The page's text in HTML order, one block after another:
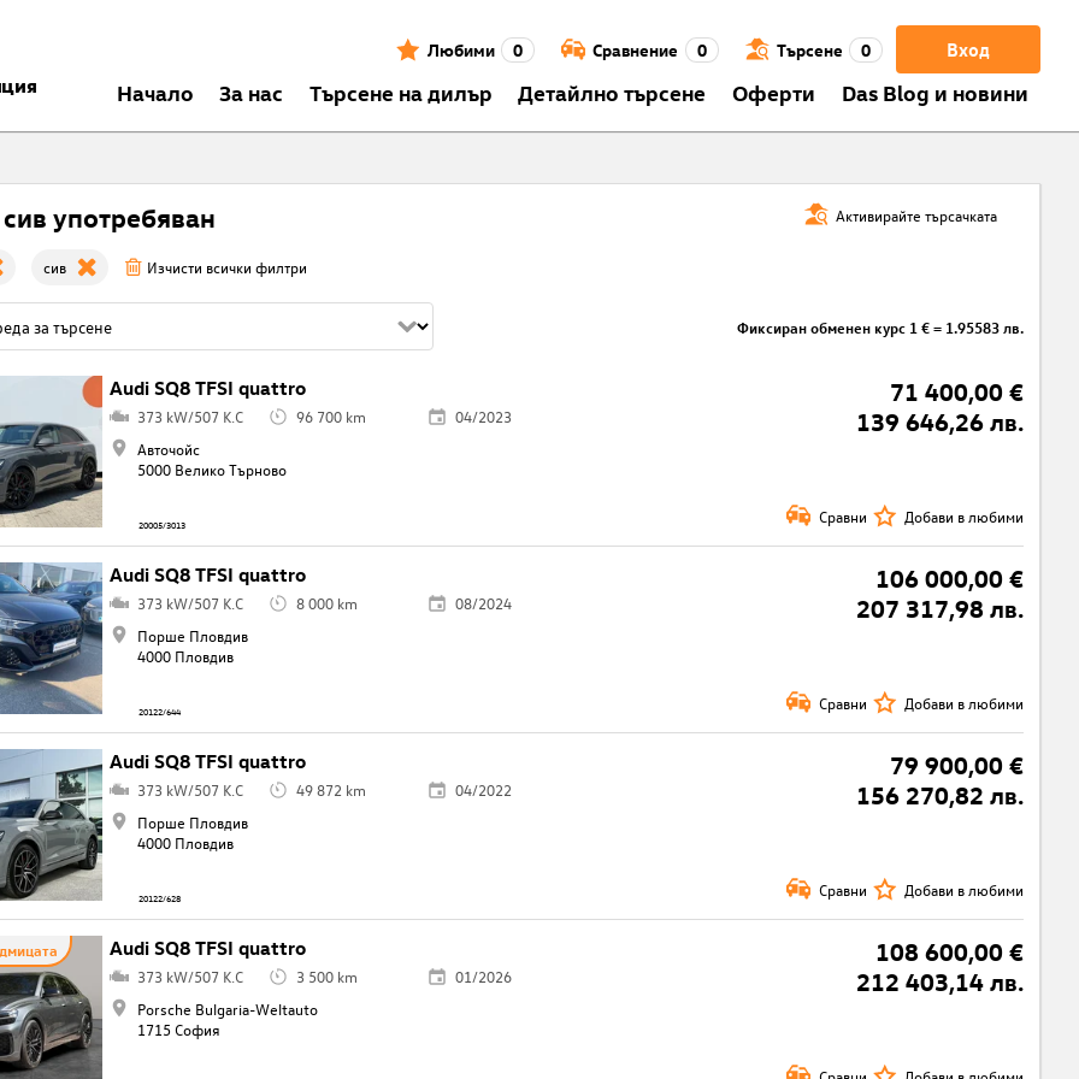
Вход
Любими 0 Сравнение 0 Търсене 0
Началo За нас Търсене на дилър Детайлно търсене Оферти Das Blog и новини
Активирайте търсачката
употребяван
сив Изчисти всички филтри
Фиксиран обменен курс 1 € = 1.95583 лв.
Audi SQ8 TFSI quattro
71 400,00 €
139 646,26 лв.
373 kW/507 K.C 96 700 km
04/2023
Авточойс
5000 Велико Търново
20005/3013 Сравни Добави в любими
Audi SQ8 TFSI quattro
106 000,00 €
207 317,98 лв.
373 kW/507 K.C 8 000 km
08/2024
Порше Пловдив
4000 Пловдив
20122/644 Сравни Добави в любими
Audi SQ8 TFSI quattro
79 900,00 €
156 270,82 лв.
373 kW/507 K.C 49 872 km
04/2022
Порше Пловдив
4000 Пловдив
20122/628 Сравни Добави в любими
Audi SQ8 TFSI quattro
108 600,00 €
212 403,14 лв.
373 kW/507 K.C 3 500 km
01/2026
Porsche Bulgaria-Weltauto
1715 София